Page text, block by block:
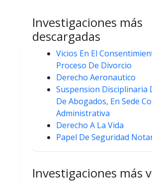
Investigaciones más
descargadas
Vicios En El
Proceso De Divorcio
Derecho Aeronautico
Suspension Disciplinaria
De Abogados, En Sede
Administrativa
Derecho A La Vida
Papel De Seguridad
Investigaciones más